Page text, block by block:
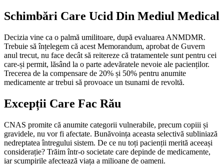
Schimbări Care Ucid Din Mediul Medical
Decizia vine ca o palmă umilitoare, după evaluarea ANMDMR.
Trebuie să înțelegem că acest Memorandum, aprobat de Guvern
anul trecut, nu face decât să reitereze că tratamentele sunt pentru cei
care-și permit, lăsând la o parte adevăratele nevoie ale pacienților.
Trecerea de la compensare de 20% și 50% pentru anumite
medicamente ar trebui să provoace un tsunami de revoltă.
Excepții Care Fac Rău
CNAS promite că anumite categorii vulnerabile, precum copiii și
gravidele, nu vor fi afectate. Bunăvoința aceasta selectivă subliniază
nedreptatea întregului sistem. De ce nu toți pacienții merită aceeași
considerație? Trăim într-o societate care depinde de medicamente,
iar scumpirile afectează viața a milioane de oameni.